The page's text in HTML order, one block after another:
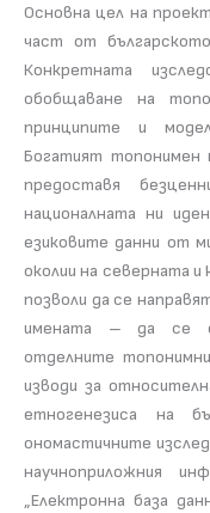
Основна цел на
част от
Конкретната
обобщаване на
принципите и
Богатият топонимен
предоставя
националната ни
езиковите данни от
околии на северната
позволи да се
имената – да се
отделните
изводи за
етногенезиса на
ономастичните
научноприложния
„Електронна база